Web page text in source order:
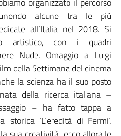
organizzato il percorso
alcune tra le più
all’Italia nel 2018. Si
artistico, con i quadri
Nude. Omaggio a Luigi
della Settimana del cinema
la scienza ha il suo posto
della ricerca italiana –
– ha fatto tappa a
‘L’eredità di Fermi’.